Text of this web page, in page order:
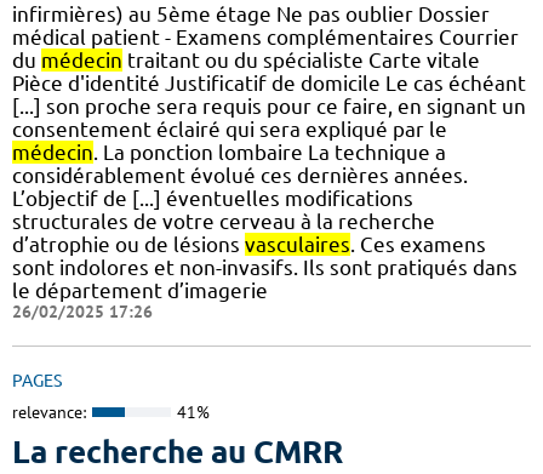
infirmières) au 5ème étage Ne pas oublier Dossier
médical patient - Examens complémentaires Courrier
du médecin traitant ou du spécialiste Carte vitale
Pièce d'identité Justificatif de domicile Le cas échéant
[...] son proche sera requis pour ce faire, en signant un
consentement éclairé qui sera expliqué par le
médecin . La ponction lombaire La technique a
considérablement évolué ces dernières années.
L’objectif de [...] éventuelles modifications
structurales de votre cerveau à la recherche
d’atrophie ou de lésions vasculaires . Ces examens
sont indolores et non-invasifs. Ils sont pratiqués dans
le département d’imagerie
26/02/2025 17:26
PAGES
relevance: 41%
La recherche au CMRR